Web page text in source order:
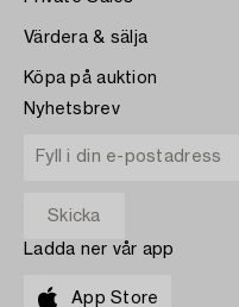
Värdera & sälja
Köpa på auktion
Nyhetsbrev
Ladda ner vår app
App Store